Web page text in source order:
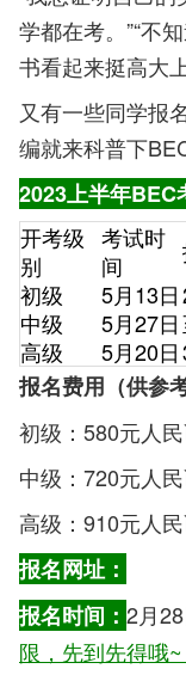
学都在考。”“不
书看起来挺高大
又有一些同学报
编就来科普下
2023上半年BEC
开考级
别
考试时
间
初级
5月13日
中级
5月27日
高级
5月20日
报名费用（供参考
初级：580元人
中级：720元人
高级：910元人
报名网址：
报名时间： 2月
限，先到先得哦~